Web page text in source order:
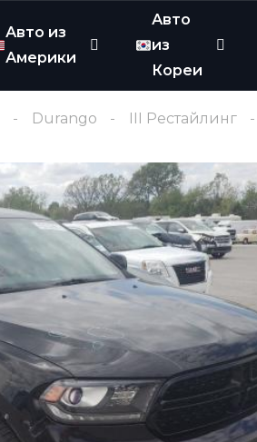
Авто из
Америки
Авто
из
Кореи
Durango III Рестайлинг